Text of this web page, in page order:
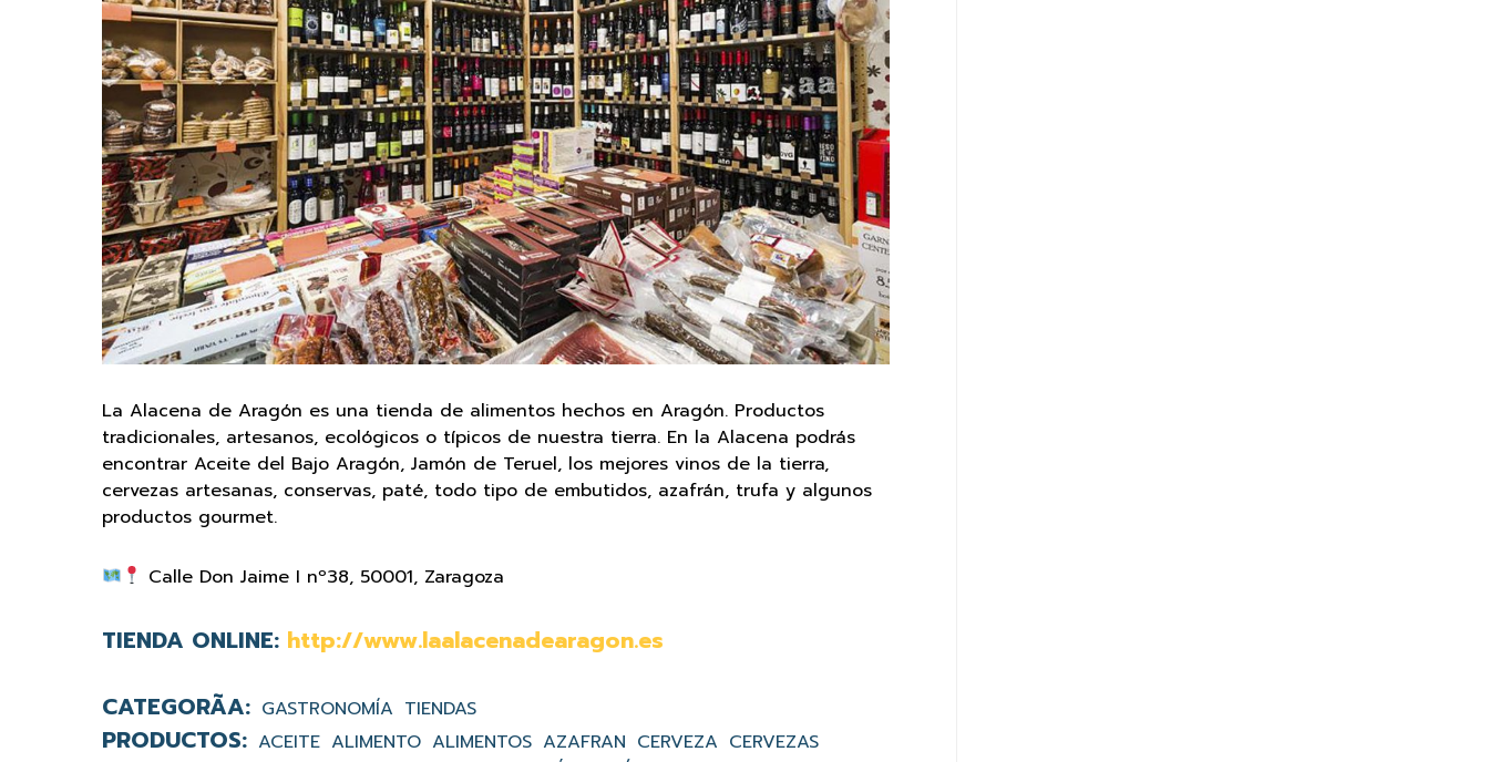
La Alacena de Aragón es una tienda de alimentos hechos en Aragón. Productos
tradicionales, artesanos, ecológicos o típicos de nuestra tierra. En la Alacena podrás
encontrar Aceite del Bajo Aragón, Jamón de Teruel, los mejores vinos de la tierra,
cervezas artesanas, conservas, paté, todo tipo de embutidos, azafrán, trufa y algunos
productos gourmet.
Calle Don Jaime I nº38, 50001, Zaragoza
TIENDA ONLINE: http://www.laalacenadearagon.es
GASTRONOMÍA TIENDAS
ACEITE ALIMENTO ALIMENTOS AZAFRAN CERVEZA CERVEZAS